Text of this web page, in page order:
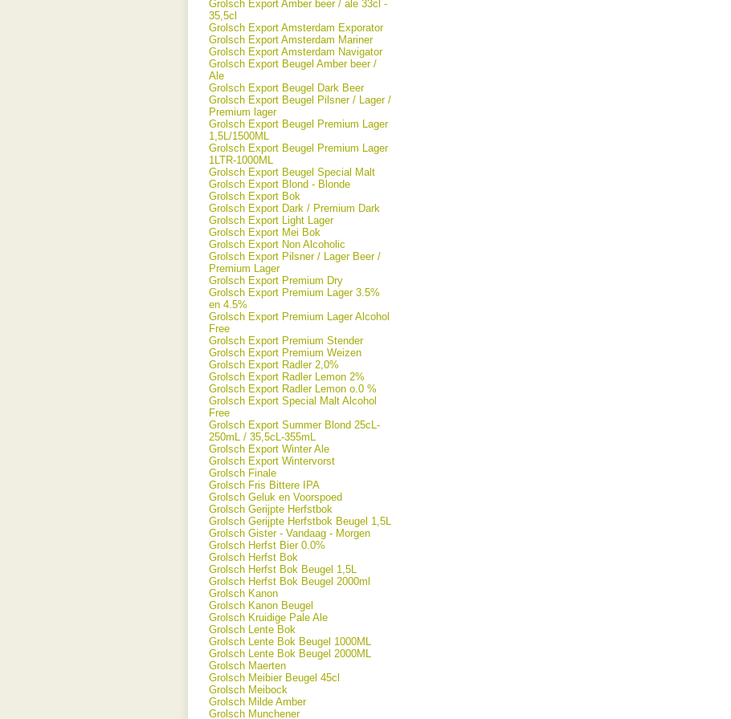
Grolsch Export Amber beer / ale 33cl -
35,5cl
Grolsch Export Amsterdam Exporator
Grolsch Export Amsterdam Mariner
Grolsch Export Amsterdam Navigator
Grolsch Export Beugel Amber beer /
Ale
Grolsch Export Beugel Dark Beer
Grolsch Export Beugel Pilsner / Lager /
Premium lager
Grolsch Export Beugel Premium Lager
1,5L/1500ML
Grolsch Export Beugel Premium Lager
1LTR-1000ML
Grolsch Export Beugel Special Malt
Grolsch Export Blond - Blonde
Grolsch Export Bok
Grolsch Export Dark / Premium Dark
Grolsch Export Light Lager
Grolsch Export Mei Bok
Grolsch Export Non Alcoholic
Grolsch Export Pilsner / Lager Beer /
Premium Lager
Grolsch Export Premium Dry
Grolsch Export Premium Lager 3.5%
en 4.5%
Grolsch Export Premium Lager Alcohol
Free
Grolsch Export Premium Stender
Grolsch Export Premium Weizen
Grolsch Export Radler 2,0%
Grolsch Export Radler Lemon 2%
Grolsch Export Radler Lemon o.0 %
Grolsch Export Special Malt Alcohol
Free
Grolsch Export Summer Blond 25cL-
250mL / 35,5cL-355mL
Grolsch Export Winter Ale
Grolsch Export Wintervorst
Grolsch Finale
Grolsch Fris Bittere IPA
Grolsch Geluk en Voorspoed
Grolsch Gerijpte Herfstbok
Grolsch Gerijpte Herfstbok Beugel 1,5L
Grolsch Gister - Vandaag - Morgen
Grolsch Herfst Bier 0.0%
Grolsch Herfst Bok
Grolsch Herfst Bok Beugel 1,5L
Grolsch Herfst Bok Beugel 2000ml
Grolsch Kanon
Grolsch Kanon Beugel
Grolsch Kruidige Pale Ale
Grolsch Lente Bok
Grolsch Lente Bok Beugel 1000ML
Grolsch Lente Bok Beugel 2000ML
Grolsch Maerten
Grolsch Meibier Beugel 45cl
Grolsch Meibock
Grolsch Milde Amber
Grolsch Munchener